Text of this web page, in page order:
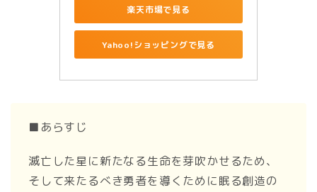
楽天市場で見る
Yahoo!ショッピングで見る
■あらすじ
滅亡した星に新たなる生命を芽吹かせるため、
そして来たるべき勇者を導くために眠る創造の